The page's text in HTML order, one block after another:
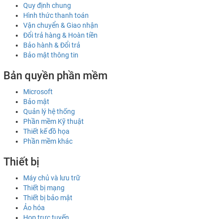
Quy định chung
Hình thức thanh toán
Vận chuyển & Giao nhận
Đổi trả hàng & Hoàn tiền
Bảo hành & Đổi trả
Bảo mật thông tin
Bản quyền phần mềm
Microsoft
Bảo mật
Quản lý hệ thống
Phần mềm Kỹ thuật
Thiết kế đồ họa
Phần mềm khác
Thiết bị
Máy chủ và lưu trữ
Thiết bị mạng
Thiết bị bảo mật
Ảo hóa